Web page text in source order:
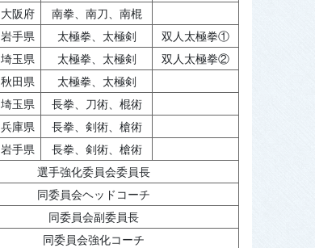
大阪府
南拳、南刀、南棍
岩手県 太極拳、太極剣
双人太極拳①
埼玉県 太極拳、太極剣
双人太極拳②
秋田県
太極拳、太極剣
埼玉県
長拳、刀術、棍術
兵庫県
長拳、剣術、槍術
岩手県
長拳、剣術、槍術
選手強化委員会委員長
同委員会ヘッドコーチ
同委員会副委員長
同委員会強化コーチ